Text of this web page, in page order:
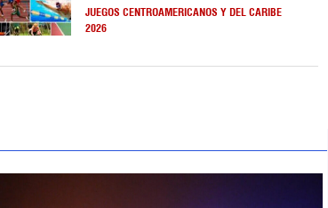
JUEGOS CENTROAMERICANOS Y DEL CARIBE
2026